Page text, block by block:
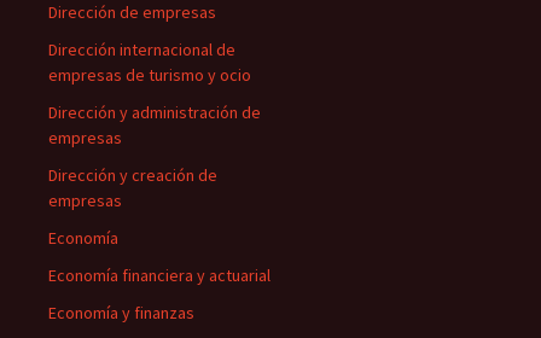
Dirección de empresas
Dirección internacional de
empresas de turismo y ocio
Dirección y administración de
empresas
Dirección y creación de
empresas
Economía
Economía financiera y actuarial
Economía y finanzas